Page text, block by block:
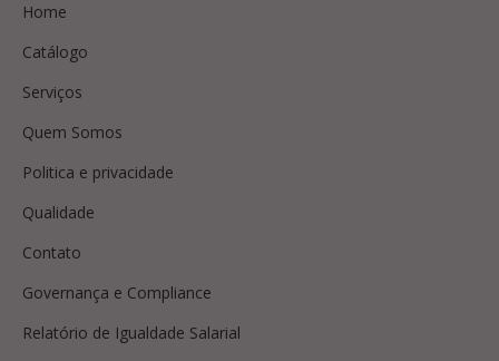
Home
Catálogo
Serviços
Quem Somos
Politica e privacidade
Qualidade
Contato
Governança e Compliance
Relatório de Igualdade Salarial